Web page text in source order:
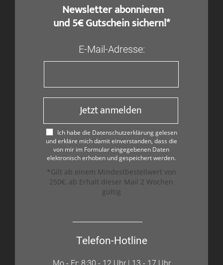
​ Newsletter abonnieren
und 5€ Gutschein sichern!*
E-Mail-Adresse:
Jetzt anmelden
Ich habe die Datenschutzerklärung gelesen
und erkläre mich damit einverstanden, dass die
von mir im Formular eingegebenen Daten
elektronisch erhoben und gespeichert werden.
*Gilt ab einem Mindestbestellwert von
250€, ab Erhalt dieser Mail 2 Wochen
gültig
Telefon-Hotline